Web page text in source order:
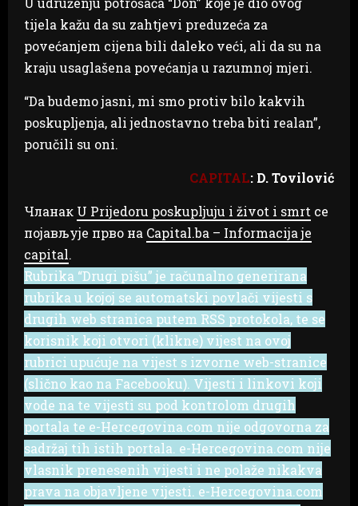
tijela kažu da su zahtjevi preduzeća za
povećanjem cijena bili daleko veći, ali da su na
kraju usaglašena povećanja u razumnoj mjeri.
“Da budemo jasni, mi smo protiv bilo kakvih
poskupljenja, ali jednostavno treba biti realan”,
poručili su oni.
CAPITAL: D. Tovilović
Чланак U Prijedoru poskupljuju i život i smrt се
појављује прво на Capital.ba – Informacija je
capital.
Rubrika “Drugi pišu” je računalno generirana
rubrika u kojoj se automatski povlači vijesti s
drugih web stranica putem RSS protokola, te se
korisnik koji otvori (klikne) vijest na ovoj
rubrici upućuje na vijest s izvorne web-stranice
(slično kao na Facebooku). Vijesti i linkovi koji
vode na te vijesti su pod kontrolom drugih
portala te e-Hercegovina.com nije odgovorna za
sadržaj tih istih portala. e-Hercegovina.com nije
vlasnik prenesenih vijesti i ne polaže nikakva
prava na objavljene vijesti. e-Hercegovina.com